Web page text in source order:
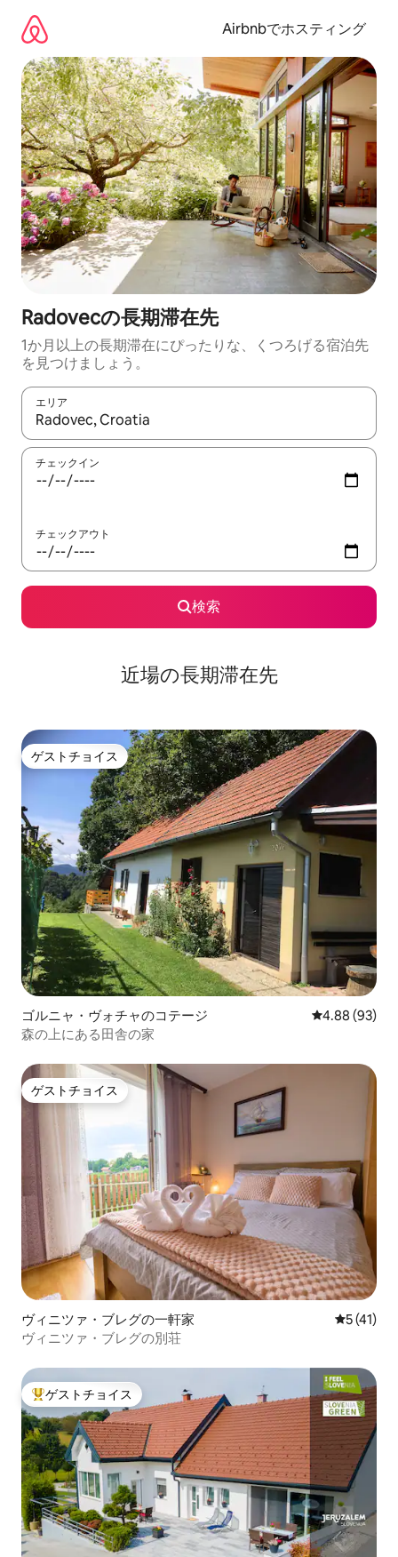
Airbnbでホスティング
Radovecの長期滞在先
1か月以上の長期滞在にぴったりな、くつろげる宿泊先
を見つけましょう。
エリア
検索結果が表示されたら、上下の矢印キーを使って移動するか
チェックイン
チェックアウト
検索
近場の長期滞在先
ゲストチョイス
ゲストチョイス
ゴルニャ・ヴォチャのコテージ レビュー93
4.88 (93)
森の上にある田舎の家
ゲストチョイス
ゲストチョイス
ヴィニツァ・ブレグの一軒家 レビュー
5 (41)
ヴィニツァ・ブレグの別荘
大好評のゲストチョイスです。
ゲストチョイス